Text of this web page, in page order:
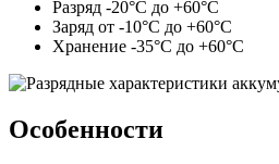
Разряд -20°С до +60°С
Заряд от -10°С до +60°С
Хранение -35°С до +60°С
Особенности